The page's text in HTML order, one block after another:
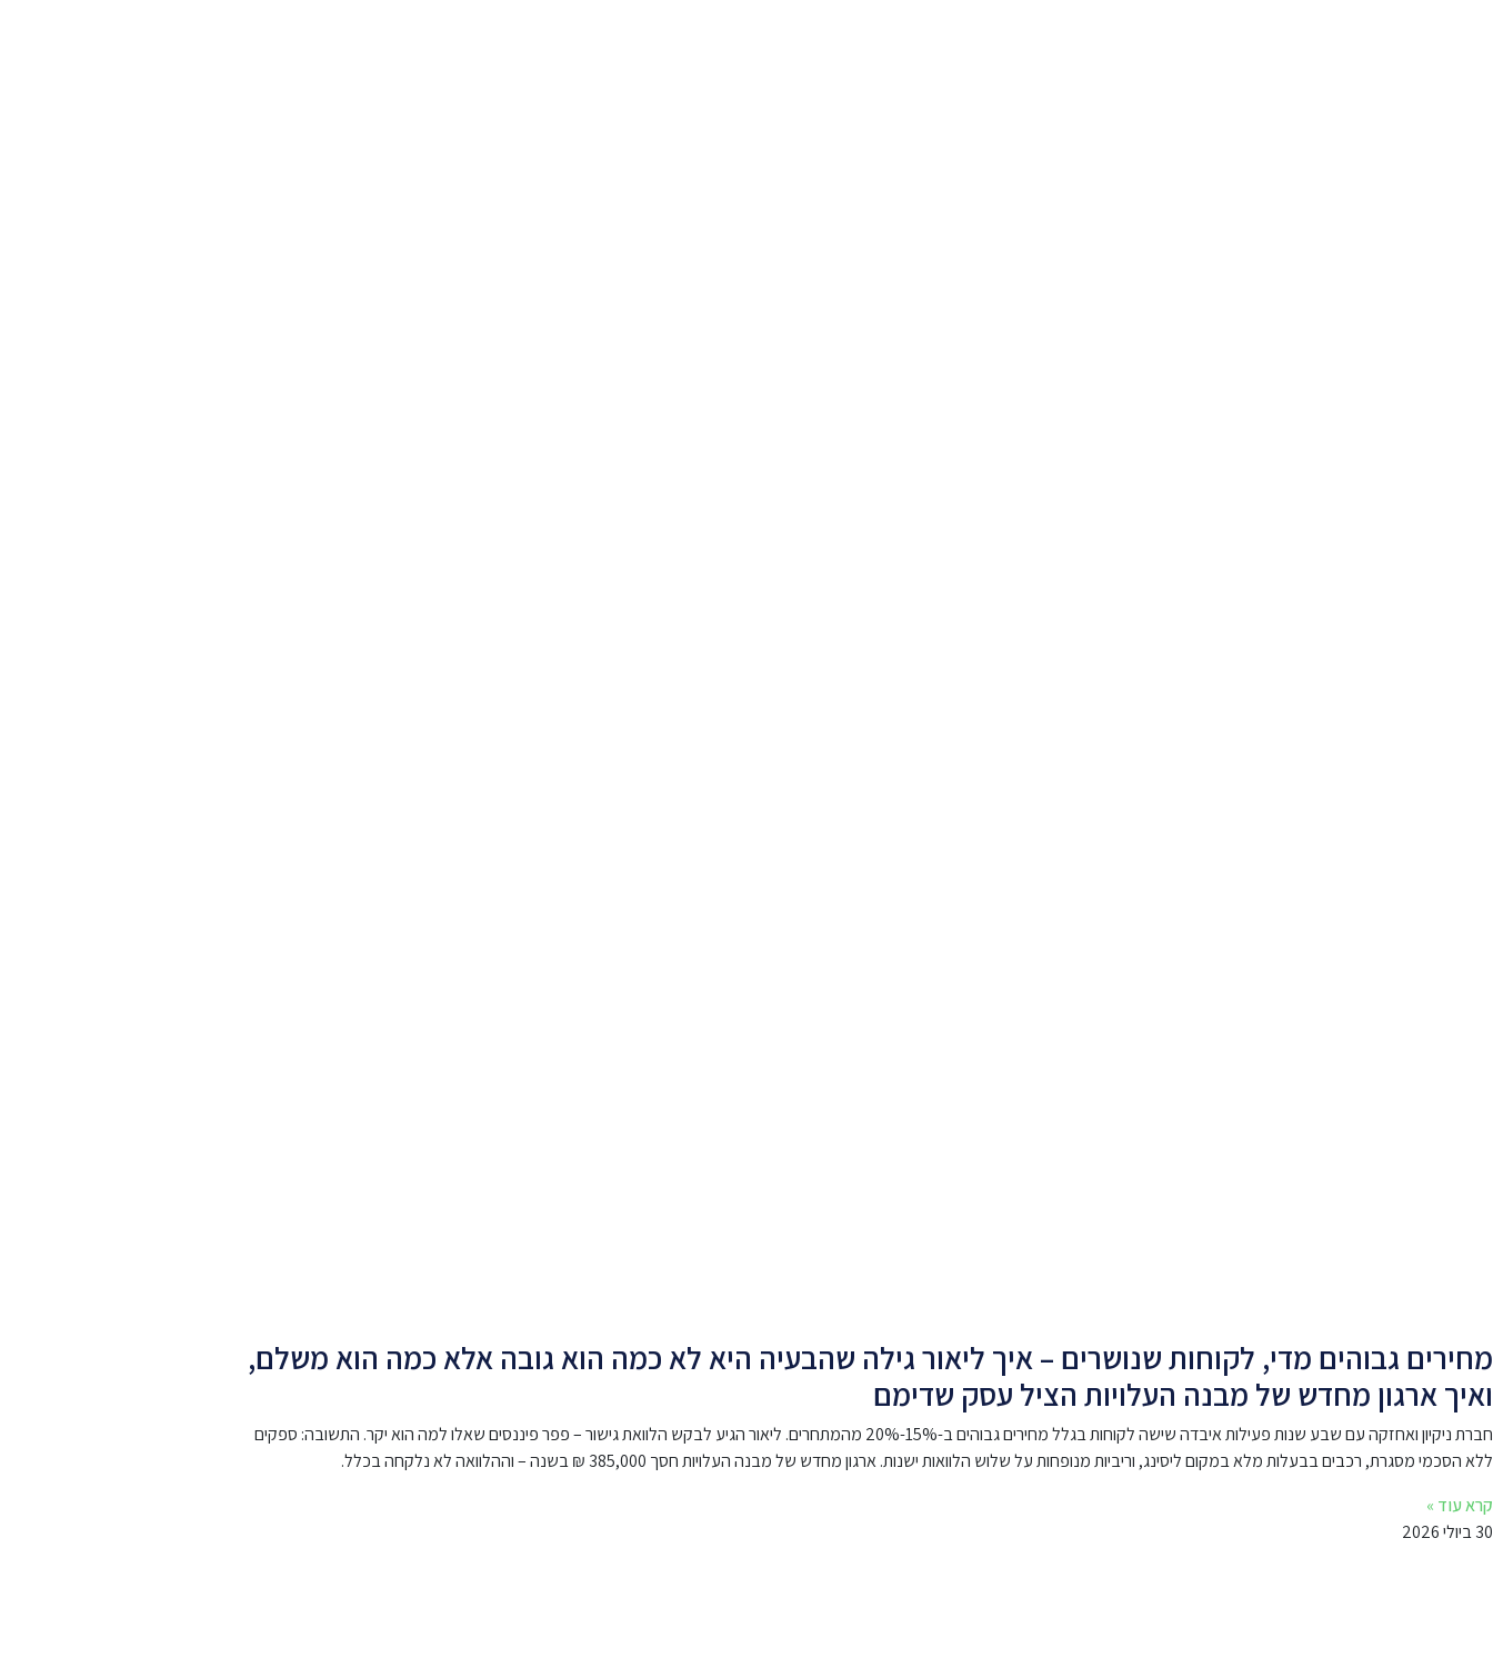
מחירים גבוהים מדי, לקוחות שנושרים – איך ליאור גילה שהבעיה היא לא כמה הוא גובה אלא כמה הוא משלם,
ואיך ארגון מחדש של מבנה העלויות הציל עסק שדימם
חברת ניקיון ואחזקה עם שבע שנות פעילות איבדה שישה לקוחות בגלל מחירים גבוהים ב-15%-20% מהמתחרים. ליאור הגיע לבקש הלוואת גישור – פפר פיננסים שאלו למה הוא יקר. התשובה: ספקים
ללא הסכמי מסגרת, רכבים בבעלות מלא במקום ליסינג, וריביות מנופחות על שלוש הלוואות ישנות. ארגון מחדש של מבנה העלויות חסך 385,000 ₪ בשנה – וההלוואה לא נלקחה בכלל.
קרא עוד »
30 ביולי 2026